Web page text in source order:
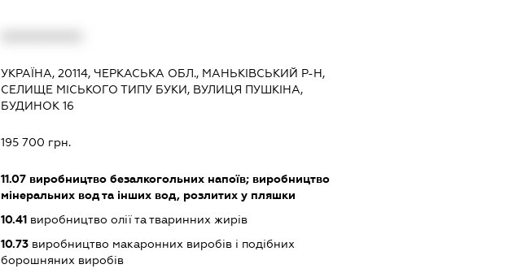
УКРАЇНА, 20114, ЧЕРКАСЬКА ОБЛ., МАНЬКІВСЬКИЙ Р-Н,
СЕЛИЩЕ МІСЬКОГО ТИПУ БУКИ, ВУЛИЦЯ ПУШКІНА,
БУДИНОК 16
195 700 грн.
11.07виробництво безалкогольних напоїв; виробництво
мінеральних вод та інших вод, розлитих у пляшки
10.41виробництво олії та тваринних жирів
10.73виробництво макаронних виробів і подібних
борошняних виробів